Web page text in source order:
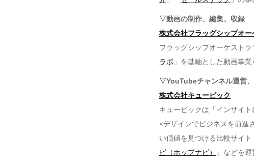
▽動画の制作、編集、収録
株式会社フラッグシップオー
フラッグシップオーケスト
ラボ 」を基軸とした動画事
▽YouTubeチャンネル運営
株式会社キュービック
キュービックは「インサイ
×デザインでビジネスを前進
い価値を見つける比較サイト
ビ（ホップナビ）
』などを運